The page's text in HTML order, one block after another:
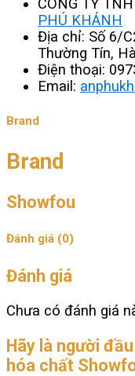
PHÚ KHÁNH
Địa chỉ: Số 6/
Thường Tín,
Điện thoại:
Email:
Brand
Brand
Showfou
Đánh giá (0)
Đánh giá
Chưa có đánh giá
Hãy là người
hóa chất